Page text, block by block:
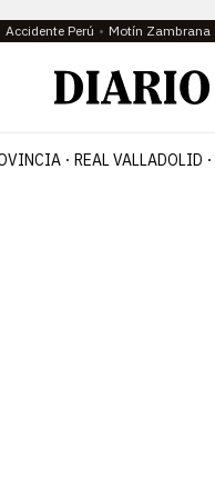
Accidente Perú Motín Zambrana
REAL VALLADOLID